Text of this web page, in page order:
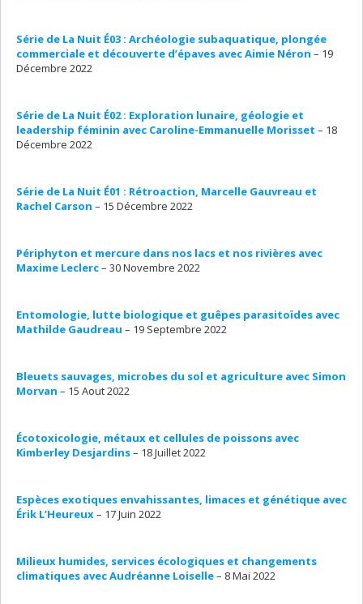
Série de La Nuit É03 : Archéologie subaquatique, plongée
commerciale et découverte d’épaves avec Aimie Néron – 19
Décembre 2022
Série de La Nuit É02 : Exploration lunaire, géologie et
leadership féminin avec Caroline-Emmanuelle Morisset – 18
Décembre 2022
Série de La Nuit É01 : Rétroaction, Marcelle Gauvreau et
Rachel Carson – 15 Décembre 2022
Périphyton et mercure dans nos lacs et nos rivières avec
Maxime Leclerc– 30 Novembre 2022
Entomologie, lutte biologique et guêpes parasitoïdes avec
Mathilde Gaudreau – 19 Septembre 2022
Bleuets sauvages, microbes du sol et agriculture avec Simon
Morvan – 15 Aout 2022
Écotoxicologie, métaux et cellules de poissons avec
Kimberley Desjardins– 18 Juillet 2022
Espèces exotiques envahissantes, limaces et génétique avec
Érik L’Heureux– 17 Juin 2022
Milieux humides, services écologiques et changements
climatiques avec Audréanne Loiselle– 8 Mai 2022